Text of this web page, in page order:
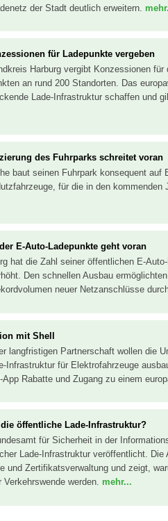
der Stadt deutlich erweitern.
für Ladepunkte vergeben
Harburg vergibt Konzessionen
an rund 200 Standorten. Das
Lade-Infrastruktur schaffen und
des Fuhrparks schreitet voran
baut seinen Fuhrpark konsequent
für die in den kommenden
E-Auto-Ladepunkte geht voran
hat die Zahl seiner öffentlichen E-
Den schnellen Ausbau
neuer Netzanschlüsse
mit Shell
langfristigen Partnerschaft wollen die
Infrastruktur für Elektrofahrzeuge
Rabatte und Zugang zu einem
öffentliche Lade-Infrastruktur?
für Sicherheit in der
Lade-Infrastruktur veröffentlicht.
und Zertifikatsverwaltung und zeigt,
werden. mehr...